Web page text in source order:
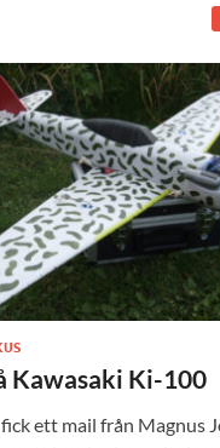
Kawasaki Ki-100
ett mail från Magnus